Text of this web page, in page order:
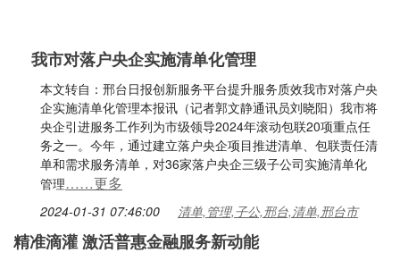
我市对落户央企实施清单化管理
本文转自：邢台日报创新服务平台提升服务质效我市对落户央
企实施清单化管理本报讯（记者郭文静通讯员刘晓阳）我市将
央企引进服务工作列为市级领导2024年滚动包联20项重点任
务之一。今年，通过建立落户央企项目推进清单、包联责任清
单和需求服务清单，对36家落户央企三级子公司实施清单化
管理……更多
2024-01-31 07:46:00 清单,管理,子公,邢台,清单,邢台市
精准滴灌 激活普惠金融服务新动能